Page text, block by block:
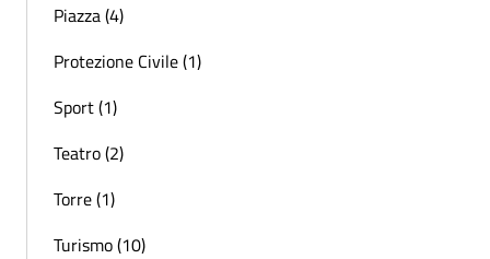
Piazza (4)
Protezione Civile (1)
Sport (1)
Teatro (2)
Torre (1)
Turismo (10)